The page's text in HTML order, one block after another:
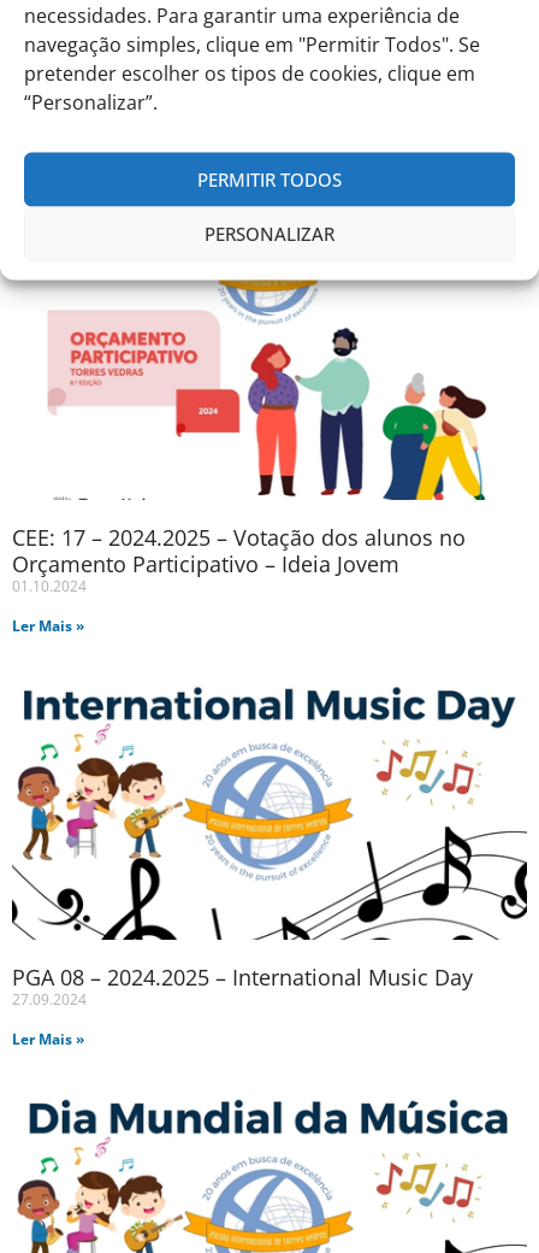
necessidades. Para garantir uma experiência de
navegação simples, clique em "Permitir Todos". Se
pretender escolher os tipos de cookies, clique em
“Personalizar”.
PERMITIR TODOS
PERSONALIZAR
Departamento de Psicologia,
Teresa Vicente
Comunicados anteriores
CEE: 17 – 2024.2025 – Votação dos alunos no
Orçamento Participativo – Ideia Jovem
01.10.2024
Ler Mais »
PGA 08 – 2024.2025 – International Music Day
27.09.2024
Ler Mais »